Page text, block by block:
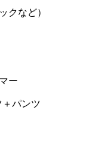
クなど）
ー
＋パンツ